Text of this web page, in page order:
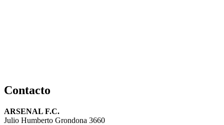
Contacto
ARSENAL F.C.
Julio Humberto Grondona 3660